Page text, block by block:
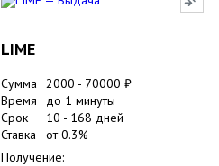
LIME
Сумма 2000 - 70000 ₽
Время
до 1 минуты
Срок
10 - 168 дней
Ставка
от0.3%
Получение: